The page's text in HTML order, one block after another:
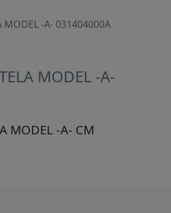
MODEL -A- 031404000A
MODEL -A-
MODEL -A- CM